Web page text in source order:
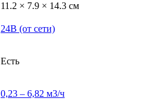
11.2 × 7.9 × 14.3 см
24В (от сети)
Есть
0,23 – 6,82 м3/ч